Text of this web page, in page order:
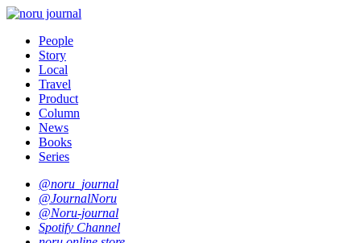
People
Story
Local
Travel
Product
Column
News
Books
Series
@noru_journal
@JournalNoru
@Noru-journal
Spotify Channel